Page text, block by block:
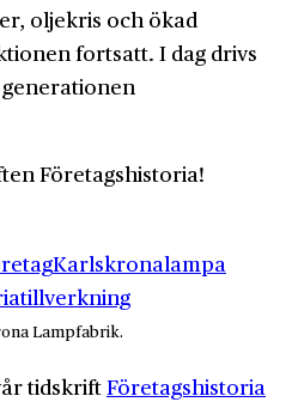
oljekris och ökad
fortsatt. I dag drivs
Företagshistoria!
Karlskronalampa
tillverkning
Lampfabrik.
tidskriftFöretagshistoria